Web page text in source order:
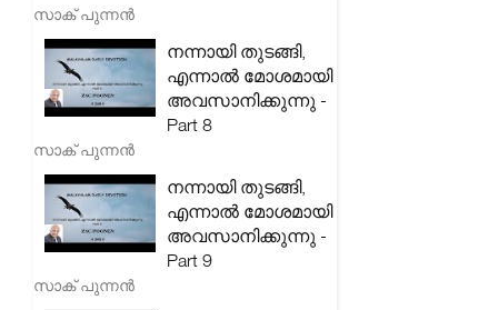
സാക് പുന്നൻ
നന്നായി തുടങ്ങി,
എന്നാൽ മോശമായി
അവസാനിക്കുന്നു -
Part 8
സാക് പുന്നൻ
നന്നായി തുടങ്ങി,
എന്നാൽ മോശമായി
അവസാനിക്കുന്നു -
Part 9
സാക് പുന്നൻ